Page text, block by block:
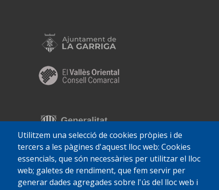
Utilitzem una selecció de cookies pròpies i de
tercers a les pàgines d'aquest lloc web: Cookies
essencials, que són necessàries per utilitzar el lloc
web; galetes de rendiment, que fem servir per
generar dades agregades sobre l'ús del lloc web i